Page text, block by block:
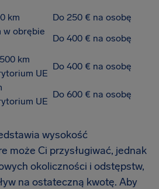
km
Do 250 € na osobę
w obrębie
Do 400 € na osobę
km
UE
Do 400 € na osobę
UE
Do 600 € na osobę
wysokość
może Ci przysługiwać, jednak
okoliczności i odstępstw,
na ostateczną kwotę. Aby